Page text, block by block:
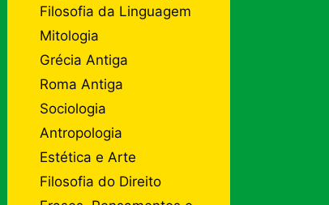
Filosofia da Linguagem
Mitologia
Grécia Antiga
Roma Antiga
Sociologia
Antropologia
Estética e Arte
Filosofia do Direito